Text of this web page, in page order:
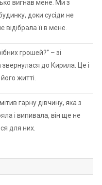
вигнав мене. Ми з
доки сусіди не
відібрала її в мене.
грошей?” – зі
до Кирила. Це і
житті.
гарну дівчину, яка з
і випивала, він ще не
для них.